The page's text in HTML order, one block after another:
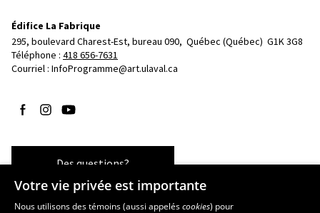
Édifice La Fabrique
295, boulevard Charest-Est, bureau 090, Québec (Québec)  G1K 3G8
Téléphone : 418 656-7631
Courriel : InfoProgramme@art.ulaval.ca
Suivez-nous sur Facebook
Suivez-nous sur Instagram
Suivez-nous sur YouTube
Des questions?
Votre vie privée est importante
Nous utilisons des témoins (aussi appeléscookies) pour